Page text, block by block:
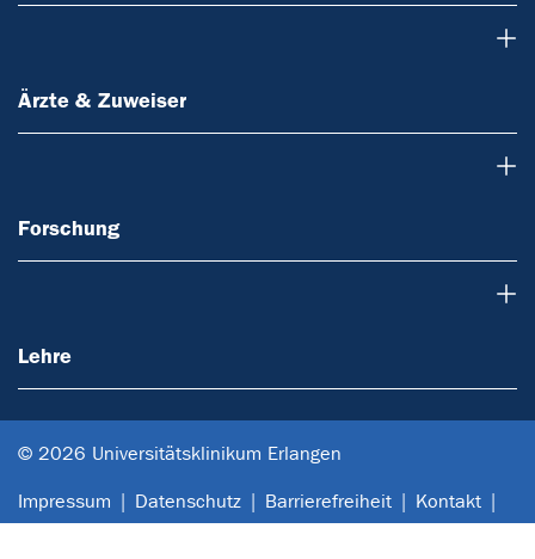
Ärzte & Zuweiser
Forschung
Lehre
© 2026 Universitätsklinikum Erlangen
Impressum Datenschutz Barrierefreiheit
Kontakt